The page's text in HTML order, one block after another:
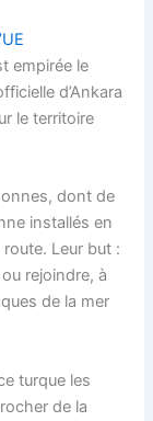
empirée le
d’Ankara
le territoire
dont de
installés en
Leur but :
rejoindre, à
de la mer
turque les
de la